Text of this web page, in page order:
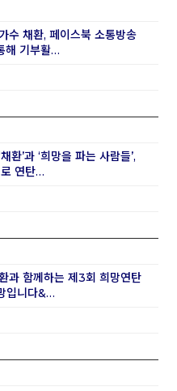
수 채환, 페이스북 소통방송
해 기부활…
환’과 ‘희망을 파는 사람들’,
연탄…
과 함께하는 제3회 희망연탄
입니다&…